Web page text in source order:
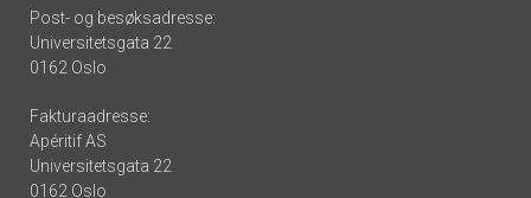
Post- og besøksadresse:
Universitetsgata 22
0162 Oslo
Fakturaadresse:
Apéritif AS
Universitetsgata 22
0162 Oslo